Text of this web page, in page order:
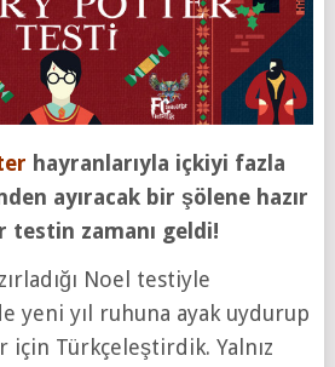
hayranlarıyla içkiyi fazla
ayıracak bir şölene hazır
testin zamanı geldi!
Noel testiyle
yeni yıl ruhuna ayak uydurup
için Türkçeleştirdik. Yalnız